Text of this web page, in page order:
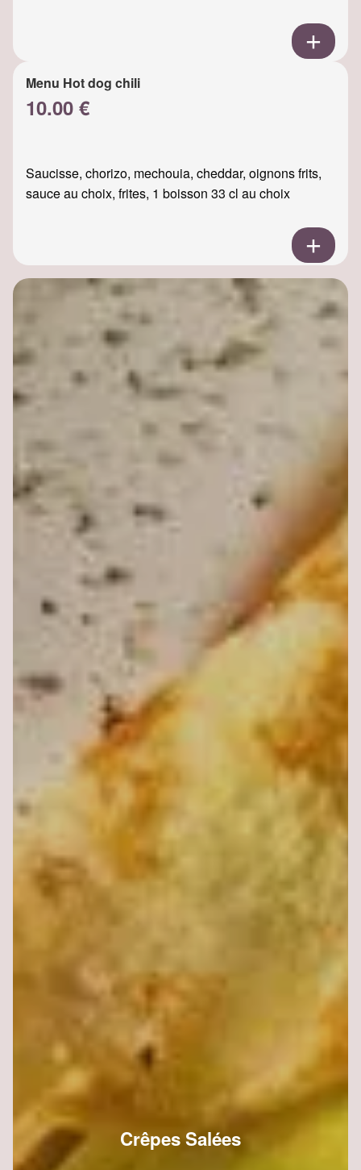
Menu Hot dog chili
10.00 €
Saucisse, chorizo, mechouia, cheddar, oignons frits,
sauce au choix, frites, 1 boisson 33 cl au choix
Crêpes Salées